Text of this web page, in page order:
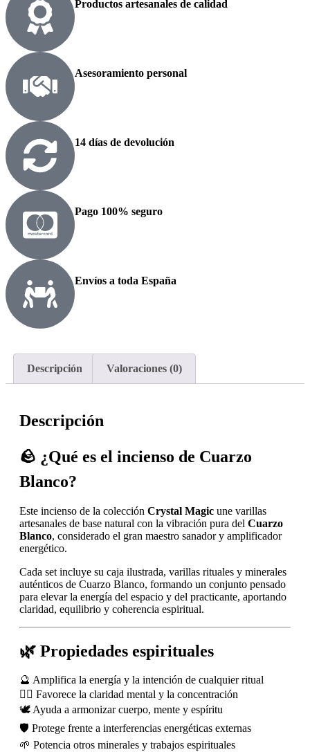
Productos artesanales de calidad
Asesoramiento personal
14 días de devolución
Pago 100% seguro
Envíos a toda España
Descripción Valoraciones (0)
Descripción
🪨 ¿Qué es el incienso de Cuarzo
Blanco?
Este incienso de la colección Crystal Magic une varillas
artesanales de base natural con la vibración pura del Cuarzo
Blanco, considerado el gran maestro sanador y amplificador
energético.
Cada set incluye su caja ilustrada, varillas rituales y minerales
auténticos de Cuarzo Blanco, formando un conjunto pensado
para elevar la energía del espacio y del practicante, aportando
claridad, equilibrio y coherencia espiritual.
🌿 Propiedades espirituales
🔮 Amplifica la energía y la intención de cualquier ritual
🧘‍♂️ Favorece la claridad mental y la concentración
🕊️ Ayuda a armonizar cuerpo, mente y espíritu
🛡️ Protege frente a interferencias energéticas externas
🌱 Potencia otros minerales y trabajos espirituales